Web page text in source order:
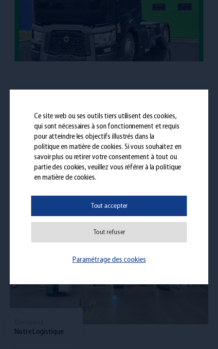
Ce site web ou ses outils tiers utilisent des cookies,
qui sont nécessaires à son fonctionnement et requis
pour atteindre les objectifs illustrés dans la
politique en matière de cookies. Si vous souhaitez en
savoir plus ou retirer votre consentement à tout ou
partie des cookies, veuillez vous référer à la politique
en matière de cookies.
Paramétrage des cookies
Tout refuser
Tout accepter
Pages similaires
Notre Logistique